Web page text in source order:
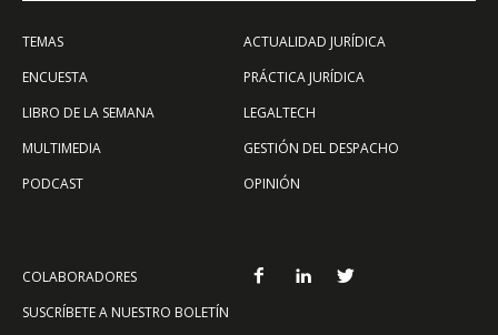
TEMAS
ENCUESTA
LIBRO DE LA SEMANA
MULTIMEDIA
PODCAST
ACTUALIDAD JURÍDICA
PRÁCTICA JURÍDICA
LEGALTECH
GESTIÓN DEL DESPACHO
OPINIÓN
COLABORADORES
SUSCRÍBETE A NUESTRO BOLETÍN